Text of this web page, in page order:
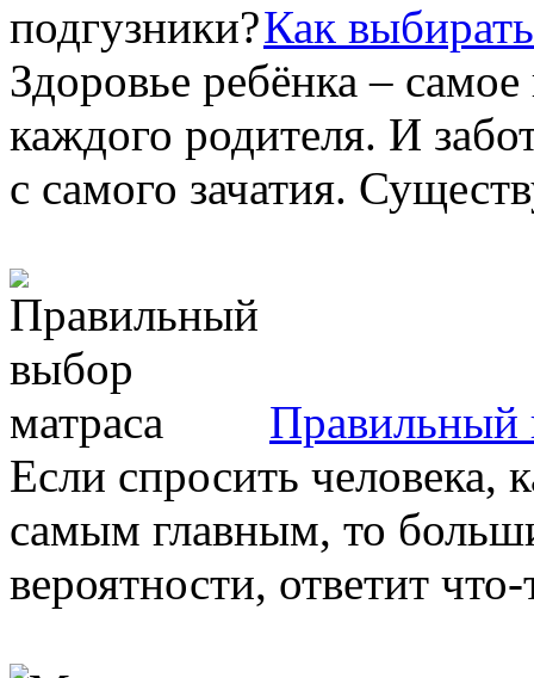
Как
Здоровье ребёнка –
каждого родителя. И
с самого зачатия.
Правильный
Если спросить человека,
самым главным, то
вероятности, ответит